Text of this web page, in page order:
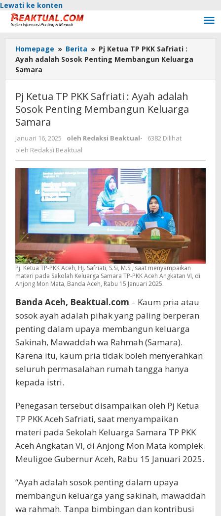
Lewati ke konten
Homepage » Berita » Pj Ketua TP PKK Safriati :
Ayah adalah Sosok Penting Membangun Keluarga
Samara
Pj Ketua TP PKK Safriati : Ayah adalah
Sosok Penting Membangun Keluarga
Samara
Januari 16, 2025 oleh Redaksi Beaktual-
6382 Dilihat
oleh Redaksi Beaktual
Pj. Ketua TP-PKK Aceh, Hj. Safriati, S.Si, M.Si, saat menyampaikan
materi pada Sekolah Keluarga Samara TP-PKK Aceh Angkatan VI, di
Anjong Mon Mata, Banda Aceh, Rabu 15 Januari 2025.
Banda Aceh, Beaktual.com – Kaum pria atau
sosok ayah adalah pihak yang paling berperan
penting dalam upaya membangun keluarga
Sakinah, Mawaddah wa Rahmah (Samara).
Karena itu, kaum pria tidak boleh menyerahkan
seluruh permasalahan rumah tangga hanya
kepada istri.
Penegasan tersebut disampaikan oleh Pj Ketua
TP PKK Aceh Safriati, saat menyampaikan
materi pada Sekolah Keluarga Samara TP PKK
Aceh Angkatan VI, di Anjong Mon Mata komplek
Meuligoe Gubernur Aceh, Rabu 15 Januari 2025.
“Ayah adalah sosok penting dalam upaya
membangun keluarga yang sakinah, mawaddah
wa rahmah. Tanpa bimbingan dan kontribusi